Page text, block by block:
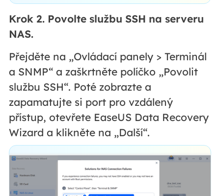
Krok 2. Povolte službu SSH na serveru
NAS.
Přejděte na „Ovládací panely > Terminál
a SNMP“ a zaškrtněte políčko „Povolit
službu SSH“. Poté zobrazte a
zapamatujte si port pro vzdálený
přístup, otevřete EaseUS Data Recovery
Wizard a klikněte na „Další“.